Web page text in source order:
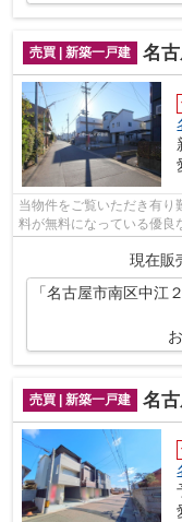
売買 | 新築一戸建 名古屋
当物件をご覧いただき有り
料が無料になっている優良
現在販
「名古屋市南区中江
売買 | 新築一戸建 名古屋